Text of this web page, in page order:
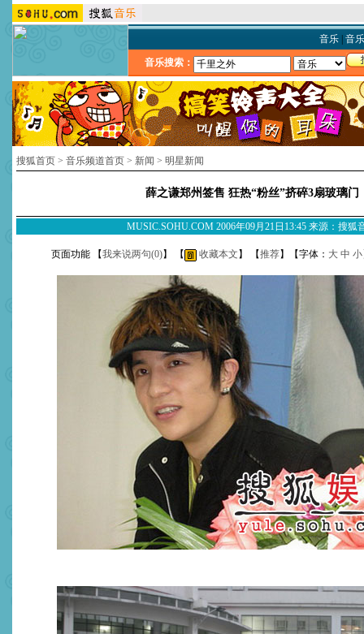
音乐| 音
音乐搜索：
搜狐首页 > 音乐频道首页 > 新闻 > 明星新闻
薛之谦郑州签售 狂热“粉丝”挤碎3扇玻璃门
MUSIC.SOHU.COM 2006年09月21日13:45 来源：搜狐
页面功能 【我来说两句(0)】 【 收藏本文 】 【推荐】【字体： 大 中 小